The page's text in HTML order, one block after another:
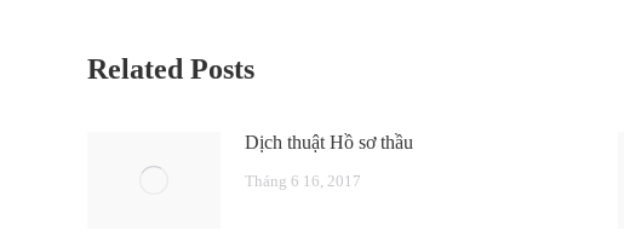
Related Posts
Dịch thuật Hồ sơ thầu
Tháng 6 16, 2017